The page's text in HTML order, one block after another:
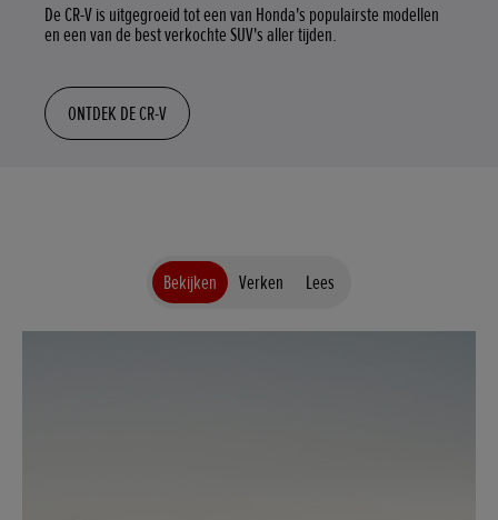
De CR-V is uitgegroeid tot een van Honda's populairste modellen
en een van de best verkochte SUV's aller tijden.
ONTDEK DE CR-V
Bekijken Verken Lees